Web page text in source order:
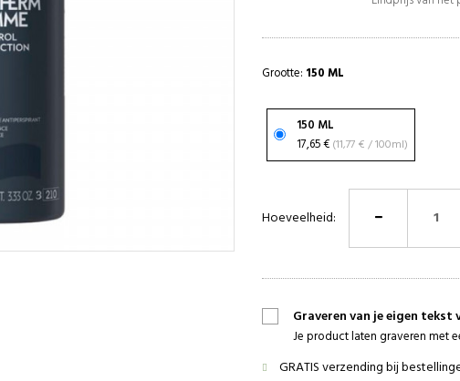
Grootte: 150 ML
150 ML
17,65 €
(11,77 € / 100ml)
Hoeveelheid:
Graveren van je eigen tekst
Je product laten graveren met
GRATIS verzending bij